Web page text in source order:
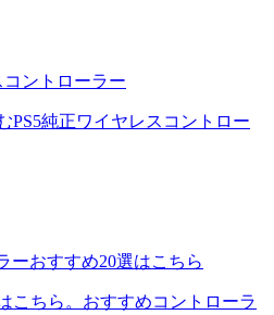
コントローラー
PS5純正ワイヤレスコントロー
ーおすすめ20選はこちら
こちら。おすすめコントローラ